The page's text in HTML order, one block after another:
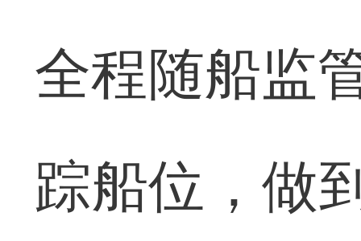
全程随船监
踪船位，做